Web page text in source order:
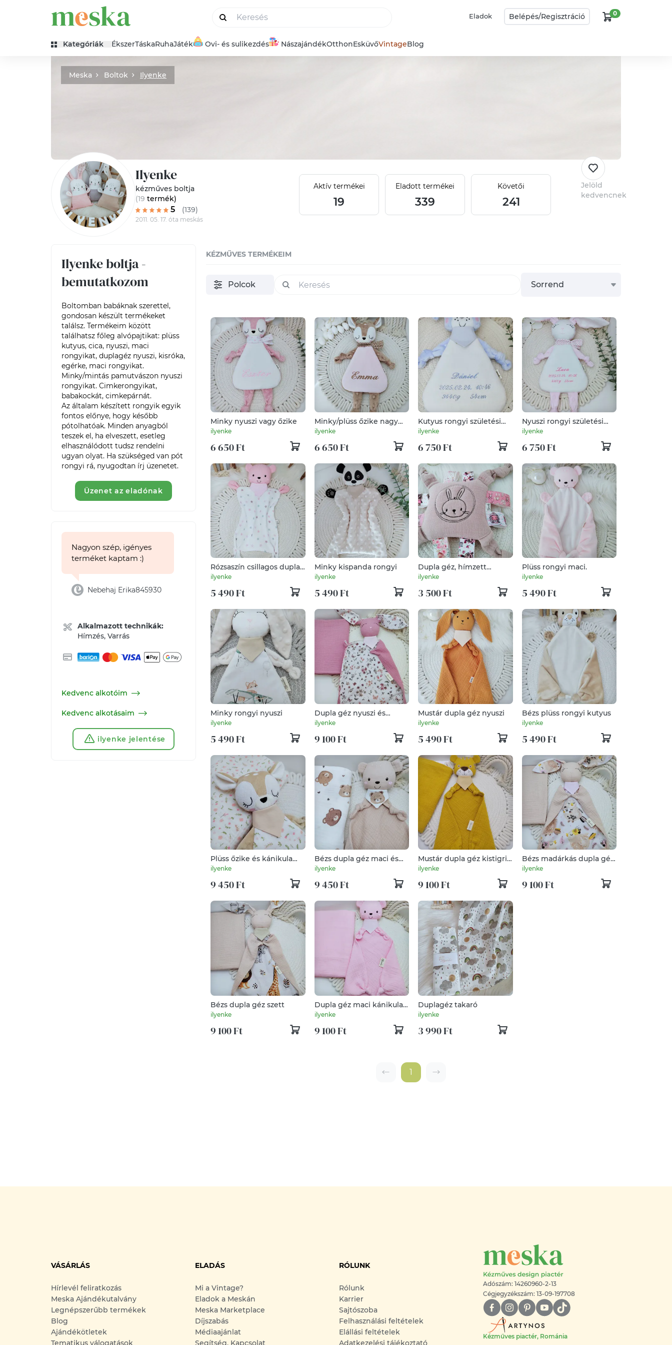
Eladok Belépés/Regisztráció 0
Kategóriák ÉkszerTáskaRuhaJáték Ovi- és sulikezdés NászajándékOtthonEsküvőVintageBlog
Meska Boltok Ilyenke
Ilyenke
kézműves boltja
(19 termék)
5 (139)
2011. 05. 17. óta meskás
Aktív termékei
19
Eladott termékei
339
Követői
241
Jelöld
kedvencnek
Ilyenke boltja -
bemutatkozom
Boltomban babáknak szerettel,
gondosan készült termékeket
találsz. Termékeim között
találhatsz főleg alvópajtikat: plüss
kutyus, cica, nyuszi, maci
rongyikat, duplagéz nyuszi, kisróka,
egérke, maci rongyikat.
Minky/mintás pamutvászon nyuszi
rongyikat. Cimkerongyikat,
babakockát, cimkepárnát.
Az általam készített rongyik egyik
fontos előnye, hogy később
pótolhatóak. Minden anyagból
teszek el, ha elveszett, esetleg
elhasználódott tudsz rendelni
ugyan olyat. Ha szükséged van pót
rongyi rá, nyugodtan írj üzenetet.
Üzenet az eladónak
Nagyon szép, igényes
terméket kaptam :)
Nebehaj Erika845930
Alkalmazott technikák:
Hímzés, Varrás
Kedvenc alkotóim
Kedvenc alkotásaim
ilyenke jelentése
KÉZMŰVES TERMÉKEIM
Polcok Sorrend
Minky nyuszi vagy őzike
ilyenke
6 650 Ft
Minky/plüss őzike nagy
névvel
ilyenke
6 650 Ft
Kutyus rongyi születési
adatokkal.
ilyenke
6 750 Ft
Nyuszi rongyi születési
adatokkal
ilyenke
6 750 Ft
Rózsaszín csillagos dupla
géz rongyi maci.
ilyenke
5 490 Ft
Minky kispanda rongyi
ilyenke
5 490 Ft
Dupla géz, hímzett
cimkepárna
ilyenke
3 500 Ft
Plüss rongyi maci.
ilyenke
5 490 Ft
Minky rongyi nyuszi
ilyenke
5 490 Ft
Dupla géz nyuszi és
kánikula takaró.
ilyenke
9 100 Ft
Mustár dupla géz nyuszi
ilyenke
5 490 Ft
Bézs plüss rongyi kutyus
ilyenke
5 490 Ft
Plüss őzike és kánikula
takaró
ilyenke
9 450 Ft
Bézs dupla géz maci és
kánikula takaró
ilyenke
9 450 Ft
Mustár dupla géz kistigris
és kánikula takaró
ilyenke
9 100 Ft
Bézs madárkás dupla géz
nyuszi és kánikula takaró
ilyenke
9 100 Ft
Bézs dupla géz szett
ilyenke
9 100 Ft
Dupla géz maci kánikula
takaróval.
ilyenke
9 100 Ft
Duplagéz takaró
ilyenke
3 990 Ft
1
VÁSÁRLÁS
Hírlevél feliratkozás
Meska Ajándékutalvány
Legnépszerűbb termékek
Blog
Ajándékötletek
Tematikus válogatások
ELADÁS
Mi a Vintage?
Eladok a Meskán
Meska Marketplace
Díjszabás
Médiaajánlat
Segítség, Kapcsolat
RÓLUNK
Rólunk
Karrier
Sajtószoba
Felhasználási feltételek
Elállási feltételek
Adatkezelési tájékoztató
Adószám: 14260960-2-13
Cégjegyzékszám: 13-09-197708
Kézműves piactér, Románia